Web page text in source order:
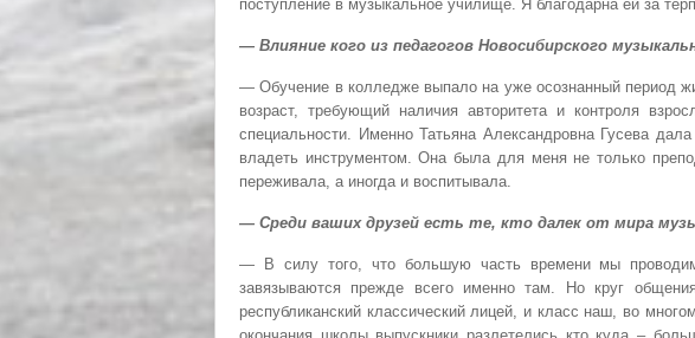
поступление в музыкальное училище. Я благодарна ей за
— Влияние кого из педагогов Новосибирского
— Обучение в колледже выпало на уже осознанный период
возраст, требующий наличия авторитета и контроля
специальности. Именно Татьяна Александровна Гусева
владеть инструментом. Она была для меня не только
переживала, а иногда и воспитывала.
— Среди ваших друзей есть те, кто далек от мира
— В силу того, что большую часть времени мы проводим
завязываются прежде всего именно там. Но круг
республиканский классический лицей, и класс наш, во